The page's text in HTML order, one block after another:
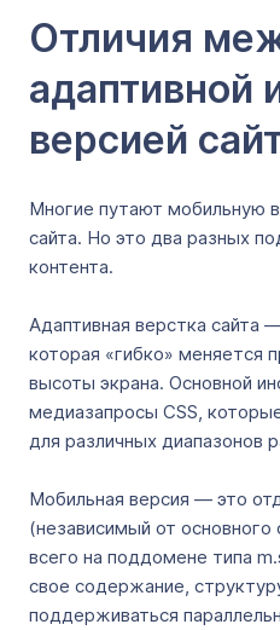
Отличия
адаптивной
версией
Многие путают мобильную
сайта. Но это два разных
контента.
Адаптивная верстка сайта
которая «гибко» меняется
высоты экрана. Основной
медиазапросы CSS,
для различных диапазонов
Мобильная версия — это
(независимый от
всего на поддомене типа
свое содержание,
поддерживаться